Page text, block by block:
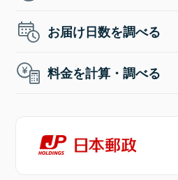
お届け日数を調べる
料金を計算・調べる